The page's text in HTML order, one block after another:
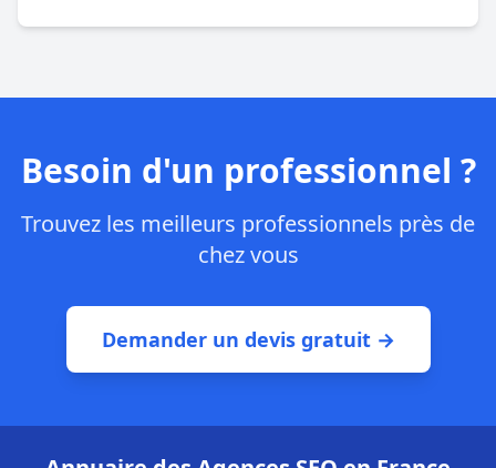
Besoin d'un professionnel ?
Trouvez les meilleurs professionnels près de
chez vous
Demander un devis gratuit →